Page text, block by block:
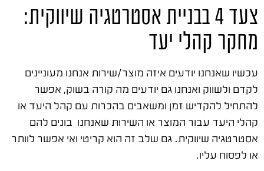
צעד 4 בבניית אסטרטגיה שיווקית:
מחקר קהלי יעד
עכשיו שאנחנו יודעים איזה מוצר/שירות אנחנו מעוניינים
לקדם ולשווק ואנחנו גם יודעים מה קורה בשוק, אפשר
להתחיל להקדיש זמן ומשאבים בהכרות עם קהל היעד או
קהלי היעד עבור המוצר או השירות שאנחנו בונים להם
אסטרטגיה שיווקית. גם שלב זה הוא קריטי ואי אפשר לוותר
או לפסוח עליו.